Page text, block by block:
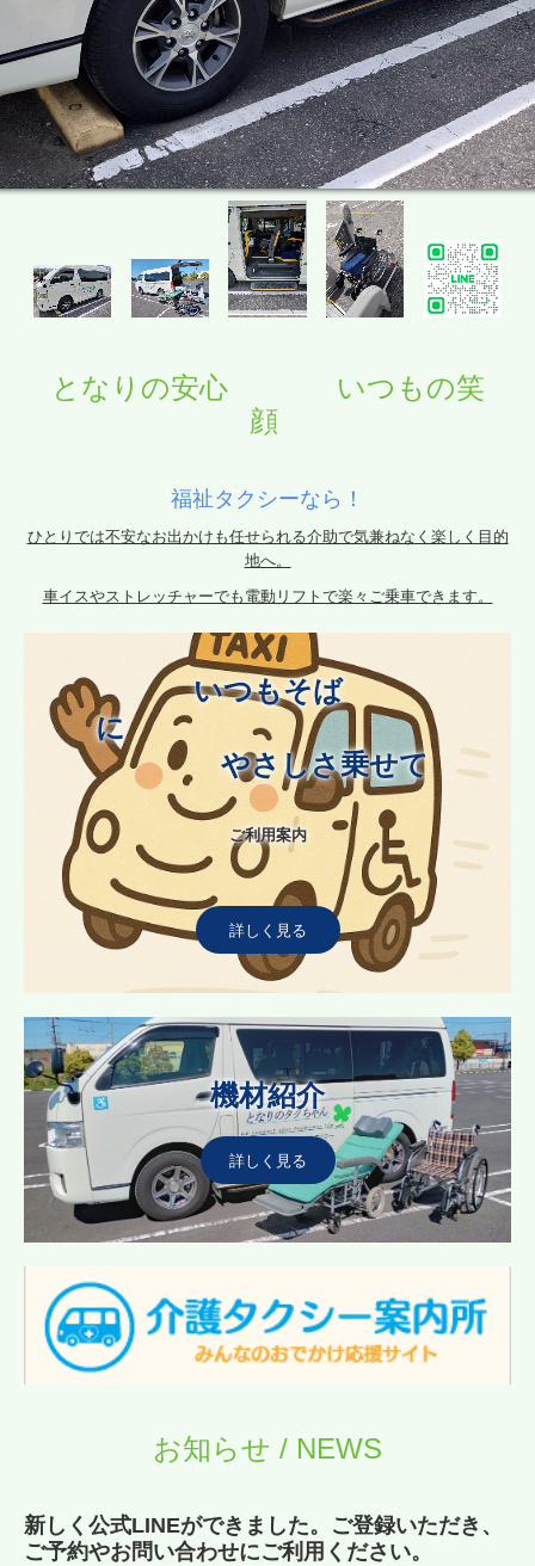
となりの安心 いつもの笑
顔
福祉タクシーなら！
ひとりでは不安なお出かけも任せられる介助で気兼ねなく楽しく目的
地へ。
車イスやストレッチャーでも電動リフトで楽々ご乗車できます。
いつもそば
に
やさしさ乗せて
ご利用案内
詳しく見る
機材紹介
詳しく見る
お知らせ / NEWS
新しく公式LINEができました。ご登録いただき、
ご予約やお問い合わせにご利用ください。